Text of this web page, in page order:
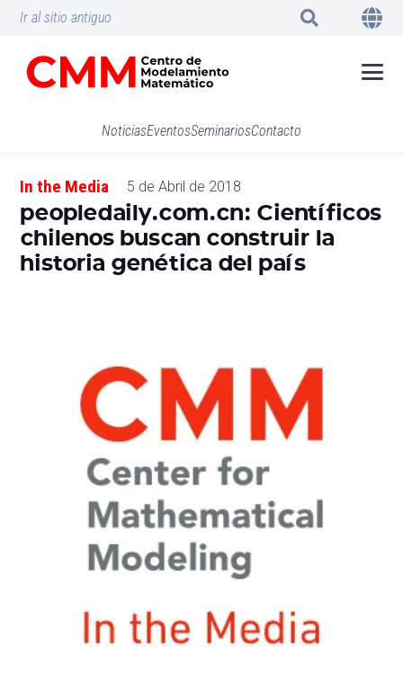
Ir al sitio antiguo
NoticiasEventosSeminariosContacto
In the Media 5 de Abril de 2018
peopledaily.com.cn: Científicos
chilenos buscan construir la
historia genética del país